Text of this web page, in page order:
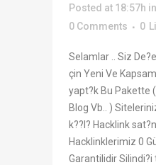
Posted at 18:57h in
0 Comments
0
Selamlar .. Siz
çin Yeni Ve
yapt?k Bu Pakette
Blog Vb.. )
k??l? Hacklink
Hacklinklerimiz 0
Garantilidir Silindi?i